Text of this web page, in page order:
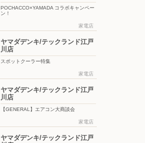
Ankerの最新！水拭き
□■□■□■□■□■□■□■□■□■□■□
POCHACCO×YAMADA コラボキャンペー
ン！
家電店
ヤマダデンキ/テックランド江戸
川店
スポットクーラー特集
家電店
ヤマダデンキ/テックランド江戸
川店
【GENERAL】エアコン大商談会
家電店
ヤマダデンキ/テックランド江戸